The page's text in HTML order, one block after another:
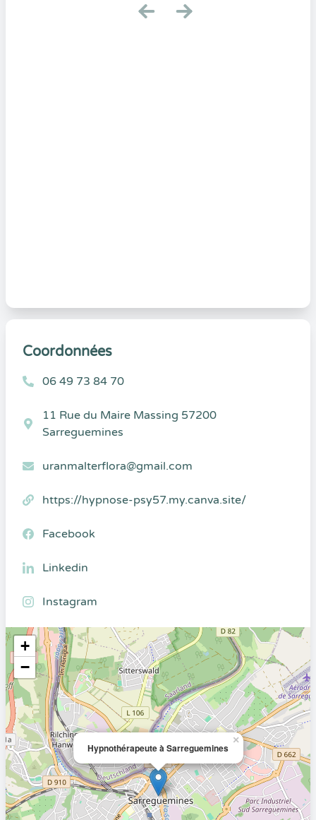
Coordonnées
06 49 73 84 70
11 Rue du Maire Massing 57200
Sarreguemines
uranmalterflora@gmail.com
https://hypnose-psy57.my.canva.site/
Facebook
Linkedin
Instagram
Hypnothérapeute à Sarreguemines
×
+
−